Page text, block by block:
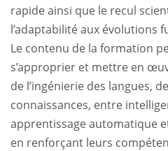
rapide ainsi que le recul
l’adaptabilité aux évolutions
Le contenu de la formation
s’approprier et mettre en
de l’ingénierie des langues,
connaissances, entre
apprentissage automatique
en renforçant leurs